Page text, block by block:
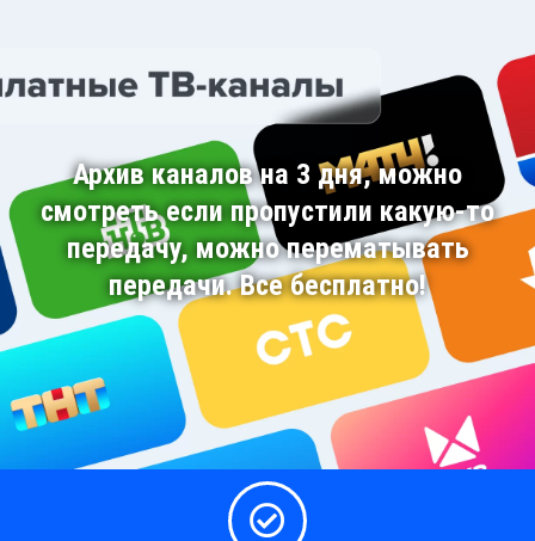
Архив каналов на 3 дня, можно
смотреть если пропустили какую-то
передачу, можно перематывать
передачи. Все бесплатно!